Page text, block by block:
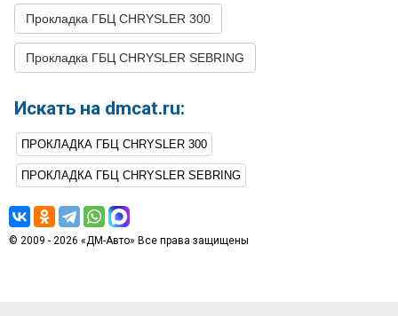
Прокладка ГБЦ CHRYSLER 300
Прокладка ГБЦ CHRYSLER SEBRING
Искать на dmcat.ru:
ПРОКЛАДКА ГБЦ CHRYSLER 300
ПРОКЛАДКА ГБЦ CHRYSLER SEBRING
© 2009 - 2026 «ДМ-Авто» Все права защищены